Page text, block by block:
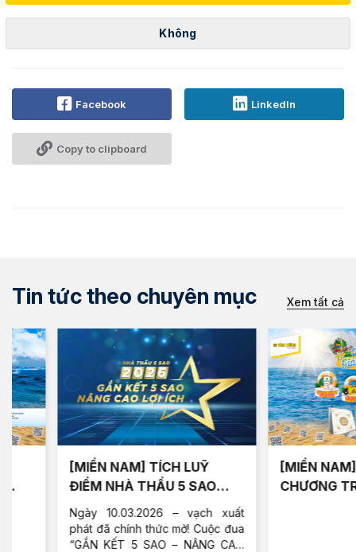
Không
Facebook LinkedIn
Copy to clipboard
Tin tức theo chuyên mục Xem tất cả
[MIỀN NAM] TÍCH LUỸ
ĐIỂM NHÀ THẦU 5 SAO
Ngày 10.03.2026 – vạch xuất
phát đã chính thức mở! Cuộc đua
“GẮN KẾT 5 SAO – NÂNG CAO
[MIỀN NAM] KẾT QUẢ
CHƯƠNG TRÌNH
QUÉT MÃ GIẢI
ĐỢT 1
31.05.2026)